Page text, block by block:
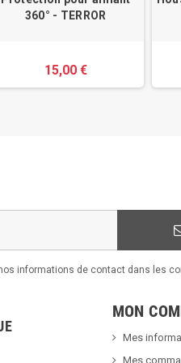
360° - TERROR
15,00 €
informations de contact dans les
MON
Mes
Mes